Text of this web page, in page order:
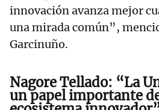
innovación avanza mejor
una mirada común”,
Garcinuño.
Nagore Tellado: “La
un papel importante